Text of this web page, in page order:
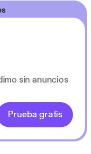
sin anuncios
Prueba gratis